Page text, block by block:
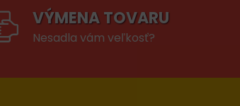
VÝMENA TOVARU
Nesadla vám veľkosť?